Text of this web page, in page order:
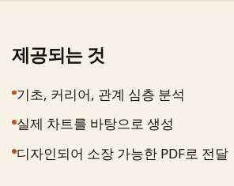
제공되는 것
기초, 커리어, 관계 심층 분석
실제 차트를 바탕으로 생성
디자인되어 소장 가능한 PDF로 전달